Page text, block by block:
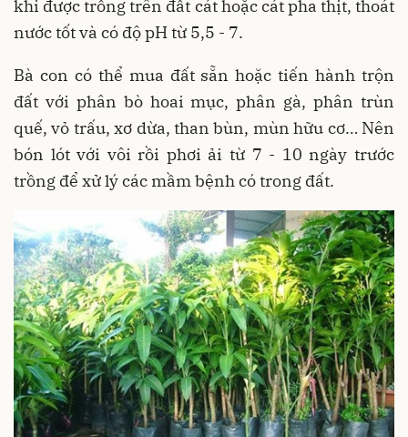
khi được trồng trên đất cát hoặc cát pha thịt, thoát
nước tốt và có độ pH từ 5,5 - 7.
Bà con có thể mua đất sẵn hoặc tiến hành trộn
đất với phân bò hoai mục, phân gà, phân trùn
quế, vỏ trấu, xơ dừa, than bùn, mùn hữu cơ… Nên
bón lót với vôi rồi phơi ải từ 7 - 10 ngày trước
trồng để xử lý các mầm bệnh có trong đất.